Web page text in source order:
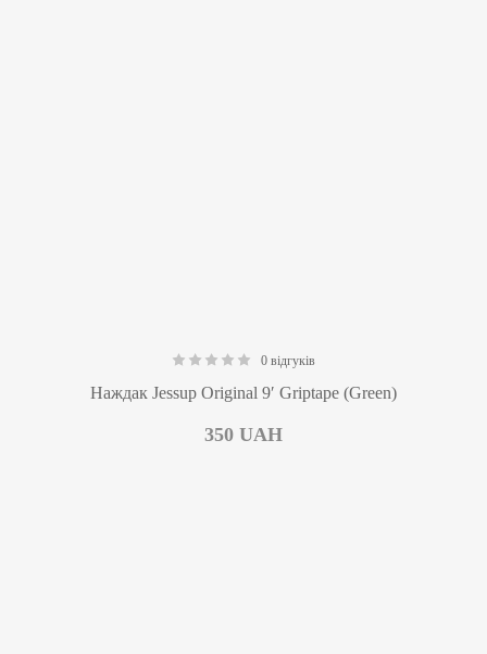
0 відгуків
Наждак Jessup Original 9′ Griptape (Green)
350 UAH